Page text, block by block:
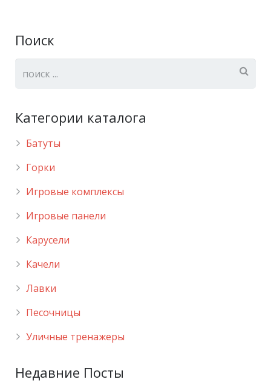
Поиск
Категории каталога
Батуты
Горки
Игровые комплексы
Игровые панели
Карусели
Качели
Лавки
Песочницы
Уличные тренажеры
Недавние Посты